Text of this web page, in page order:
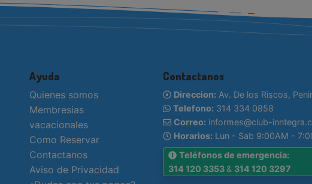
Ayuda
Quienes somos
Membresias
vacacionales
Como Reservar
Contactanos
Aviso de Privacidad
Contactanos
Direccion: Av. De los Riscos,
Telefono: 314 334 0858
Correo: informes@club-
Horarios: Lun - Sab 9:00AM -
Teléfonos de emergencia:
314 120 3353 & 314 120 3297